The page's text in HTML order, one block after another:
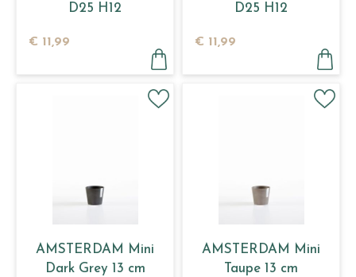
D25 H12
€ 11,99
D25 H12
€ 11,99
AMSTERDAM Mini
Dark Grey 13 cm
AMSTERDAM Mini
Taupe 13 cm